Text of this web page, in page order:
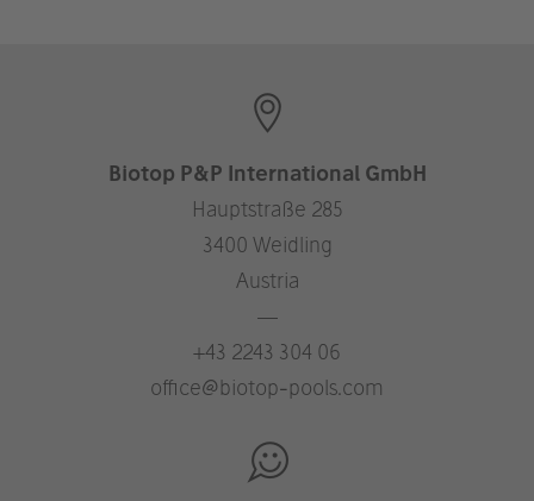
Biotop P&P International GmbH
Hauptstraße 285
3400 Weidling
Austria
—
+43 2243 304 06
office@biotop-pools.com